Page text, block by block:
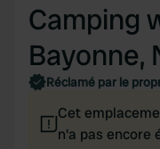
Camping
Bayonne,
Réclamé par le
Cet
n'a pas encore